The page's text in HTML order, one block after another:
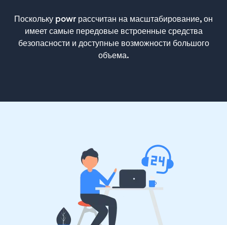
Поскольку powr рассчитан на масштабирование, он
имеет самые передовые встроенные средства
безопасности и доступные возможности большого
объема.